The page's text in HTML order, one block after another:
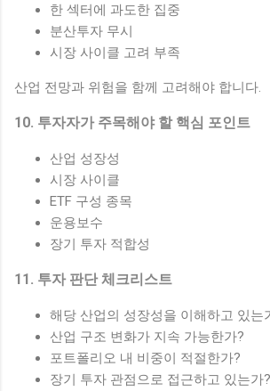
한 섹터에 과도한 집중
분산투자 무시
시장 사이클 고려 부족
산업 전망과 위험을 함께 고려해야 합니다.
10. 투자자가 주목해야 할 핵심 포인트
산업 성장성
시장 사이클
ETF 구성 종목
운용보수
장기 투자 적합성
11. 투자 판단 체크리스트
해당 산업의 성장성을 이해하고 있는
산업 구조 변화가 지속 가능한가?
포트폴리오 내 비중이 적절한가?
장기 투자 관점으로 접근하고 있는가?